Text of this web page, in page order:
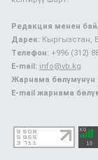
Редакция менен
Дарек: Кыргызстан,
Телефон: +996 (312)
E-mail: info@vb.kg
Жарнама бөлүмүнүн
E-mail жарнама